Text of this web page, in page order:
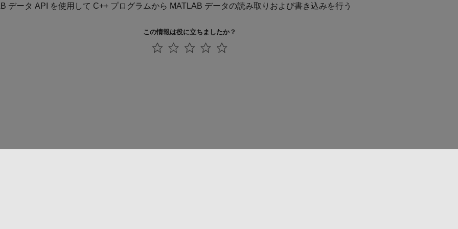
データ API を使用して C++ プログラムから MATLAB データの読み取りおよび書き込みを行う
この情報は役に立ちましたか？